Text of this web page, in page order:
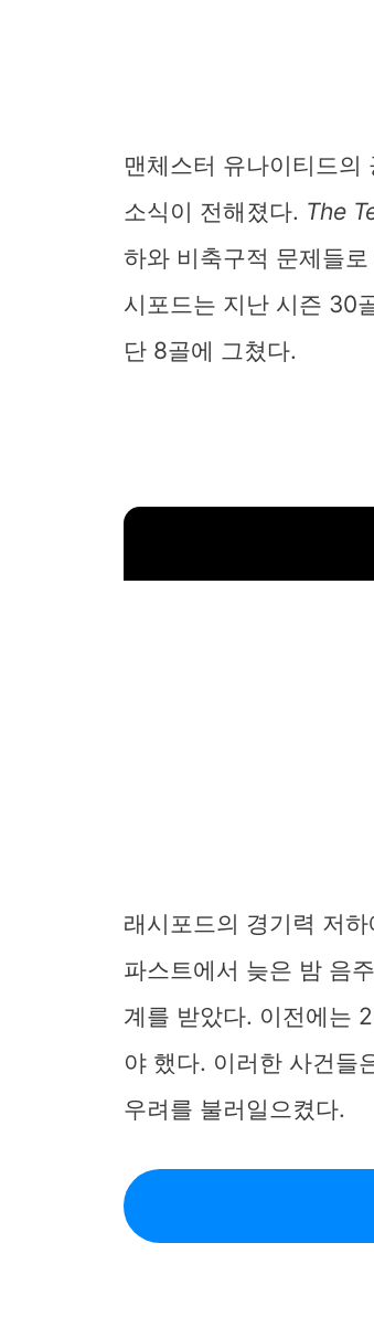
맨체스터 유나이티드의
소식이 전해졌다. The
하와 비축구적 문제들
시포드는 지난 시즌 30
단 8골에 그쳤다.
래시포드의 경기력 저
파스트에서 늦은 밤 음
계를 받았다. 이전에는
야 했다. 이러한 사건들
우려를 불러일으켰다.